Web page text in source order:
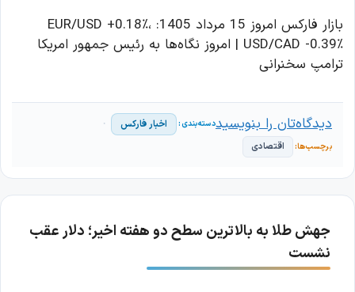
بازار فارکس امروز 15 مرداد 1405: EUR/USD +0.18٪،
USD/CAD -0.39٪ | امروز نگاه‌ها به رئیس جمهور امریکا
ترامپ سخنرانی
اخبار فارکس
اقتصادی
دیدگاه‌تان را بنویسید
جهش طلا به بالاترین سطح دو هفته اخیر؛ دلار عقب
نشست